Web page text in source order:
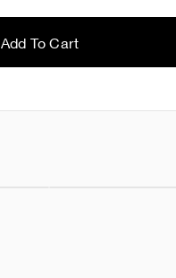
Add To Cart